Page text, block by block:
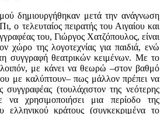
δημιουργήθηκαν μετά την ανάγνωση
ο τελευταίος πειρατής του Αιγαίου και
του, Γιώργος Χατζόπουλος, είναι
χώρο της λογοτεχνίας για παιδιά, ενώ
συγγραφή θεατρικών κειμένων. Με το
με κάνει να θεωρώ –στον βαθμό
με καλύπτουν– πως μάλλον πρέπει να
(τουλάχιστον της νεότερης
να χρησιμοποιήσει μια περίοδο της
ελληνικού κράτους (συγκεκριμένα το